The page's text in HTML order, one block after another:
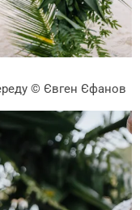
© Євген Єфанов